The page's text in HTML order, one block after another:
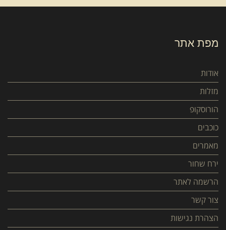
מפת אתר
אודות
מזלות
הורוסקופ
כוכבים
מאמרים
ירח שחור
הרשמה לאתר
צור קשר
הצהרת נגישות